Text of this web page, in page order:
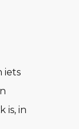
iets
is, in